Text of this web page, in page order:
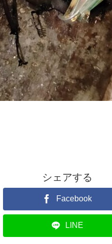
シェアする
Facebook
LINE